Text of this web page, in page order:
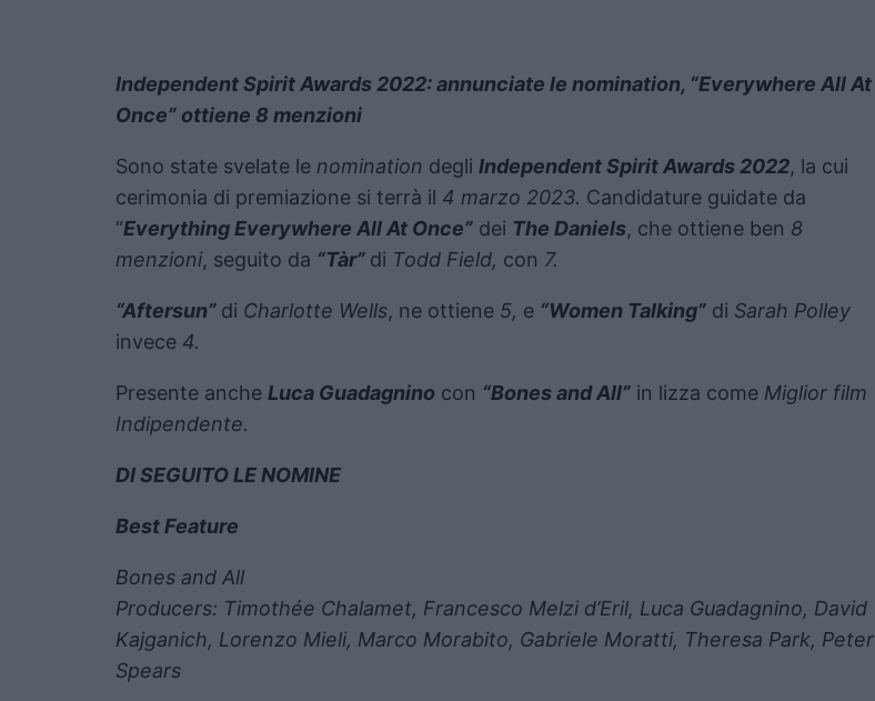
Independent Spirit Awards 2022: annunciate le nomination, “Everywhere All At
Once” ottiene 8 menzioni
Sono state svelate le nomination degli Independent Spirit Awards 2022, la cui
cerimonia di premiazione si terrà il 4 marzo 2023. Candidature guidate da
“Everything Everywhere All At Once” dei The Daniels, che ottiene ben 8
menzioni, seguito da “Tàr” di Todd Field, con 7.
“Aftersun” di Charlotte Wells, ne ottiene 5, e “Women Talking” di Sarah Polley
invece 4.
Presente anche Luca Guadagnino con “Bones and All” in lizza come Miglior film
Indipendente.
DI SEGUITO LE NOMINE
Best Feature
Bones and All
Producers: Timothée Chalamet, Francesco Melzi d’Eril, Luca Guadagnino, David
Kajganich, Lorenzo Mieli, Marco Morabito, Gabriele Moratti, Theresa Park, Peter
Spears